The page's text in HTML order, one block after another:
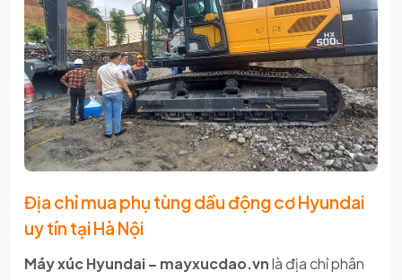
Địa chỉ mua phụ tùng dầu động cơ Hyundai
uy tín tại Hà Nội
Máy xúc Hyundai – mayxucdao.vnlà địa chỉ phân